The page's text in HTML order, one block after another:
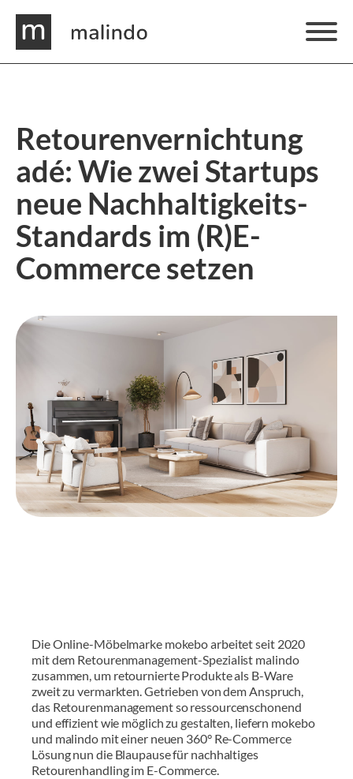
Retourenvernichtung
adé: Wie zwei Startups
neue Nachhaltigkeits-
Standards im (R)E-
Commerce setzen
Die Online-Möbelmarke mokebo arbeitet seit 2020
mit dem Retourenmanagement-Spezialist malindo
zusammen, um retournierte Produkte als B-Ware
zweit zu vermarkten. Getrieben von dem Anspruch,
das Retourenmanagement so ressourcenschonend
und effizient wie möglich zu gestalten, liefern mokebo
und malindo mit einer neuen 360° Re-Commerce
Lösung nun die Blaupause für nachhaltiges
Retourenhandling im E-Commerce.